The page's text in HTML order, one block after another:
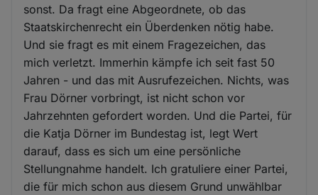
sonst. Da fragt eine Abgeordnete, ob das
Staatskirchenrecht ein Überdenken nötig habe.
Und sie fragt es mit einem Fragezeichen, das
mich verletzt. Immerhin kämpfe ich seit fast 50
Jahren - und das mit Ausrufezeichen. Nichts, was
Frau Dörner vorbringt, ist nicht schon vor
Jahrzehnten gefordert worden. Und die Partei, für
die Katja Dörner im Bundestag ist, legt Wert
darauf, dass es sich um eine persönliche
Stellungnahme handelt. Ich gratuliere einer Partei,
die für mich schon aus diesem Grund unwählbar